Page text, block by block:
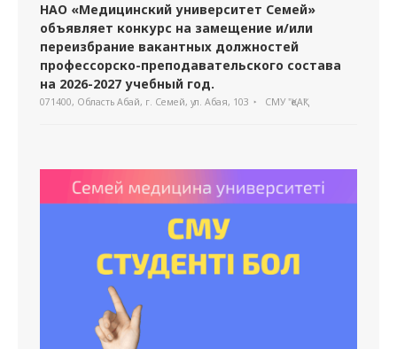
НАО «Медицинский университет Семей»
объявляет конкурс на замещение и/или
переизбрание вакантных должностей
профессорско-преподавательского состава
на 2026-2027 учебный год.
071400, Область Абай, г. Семей, ул. Абая, 103 СМУ "ҚеАҚ"